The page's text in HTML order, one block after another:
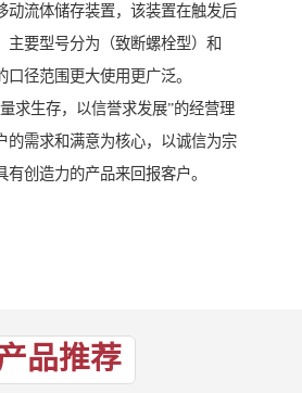
动流体储存装置，该装置在触发后
主要型号分为（致断螺栓型）和
口径范围更大使用更广泛。
求生存，以信誉求发展”的经营理
的需求和满意为核心，以诚信为宗
有创造力的产品来回报客户。
品推荐